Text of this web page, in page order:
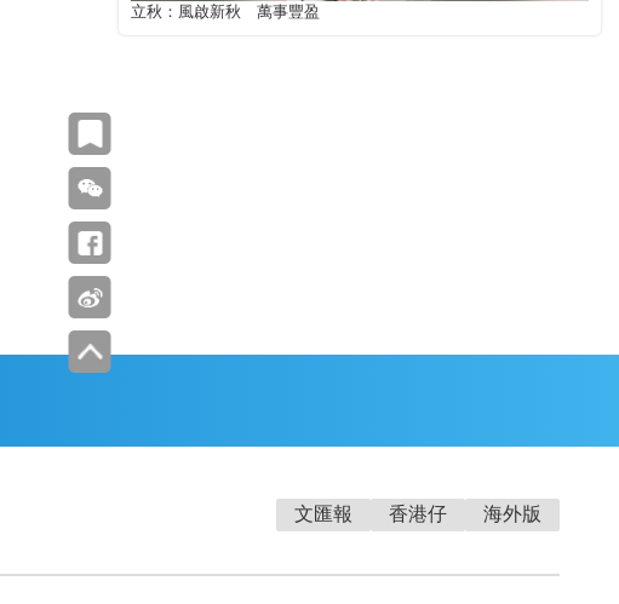
立秋：風啟新秋 萬事豐盈
文匯報 香港仔 海外版